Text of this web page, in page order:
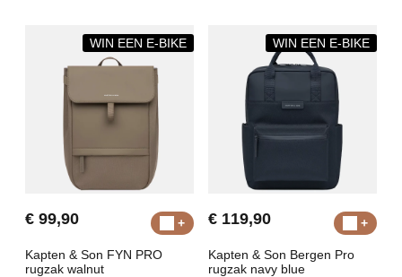
WIN EEN E-BIKE
€ 99,90
Kapten & Son FYN PRO
rugzak walnut
WIN EEN E-BIKE
€ 119,90
Kapten & Son Bergen Pro
rugzak navy blue